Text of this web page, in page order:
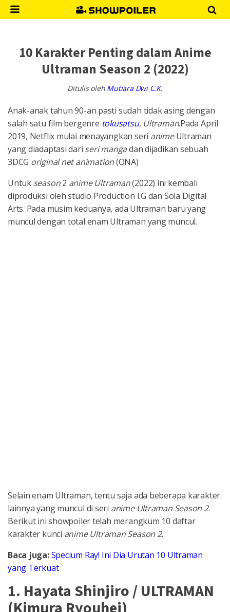
10 Karakter Penting dalam Anime
Ultraman Season 2 (2022)
Ditulis oleh Mutiara Dwi C.K.
Anak-anak tahun 90-an pasti sudah tidak asing dengan
salah satu film bergenre tokusatsu, Ultraman.Pada April
2019, Netflix mulai menayangkan seri animeUltraman
yang diadaptasi dari seri mangadan dijadikan sebuah
3DCG original net animation(ONA)
Untuk season2 anime Ultraman(2022) ini kembali
diproduksi oleh studio Production I.G dan Sola Digital
Arts. Pada musim keduanya, ada Ultraman baru yang
muncul dengan total enam Ultraman yang muncul.
Selain enam Ultraman, tentu saja ada beberapa karakter
lainnya yang muncul di seri anime Ultraman Season 2.
Berikut ini showpoiler telah merangkum 10 daftar
karakter kunci anime Ultraman Season 2.
Baca juga:Specium Ray! Ini Dia Urutan 10 Ultraman
yang Terkuat
1. Hayata Shinjiro / ULTRAMAN